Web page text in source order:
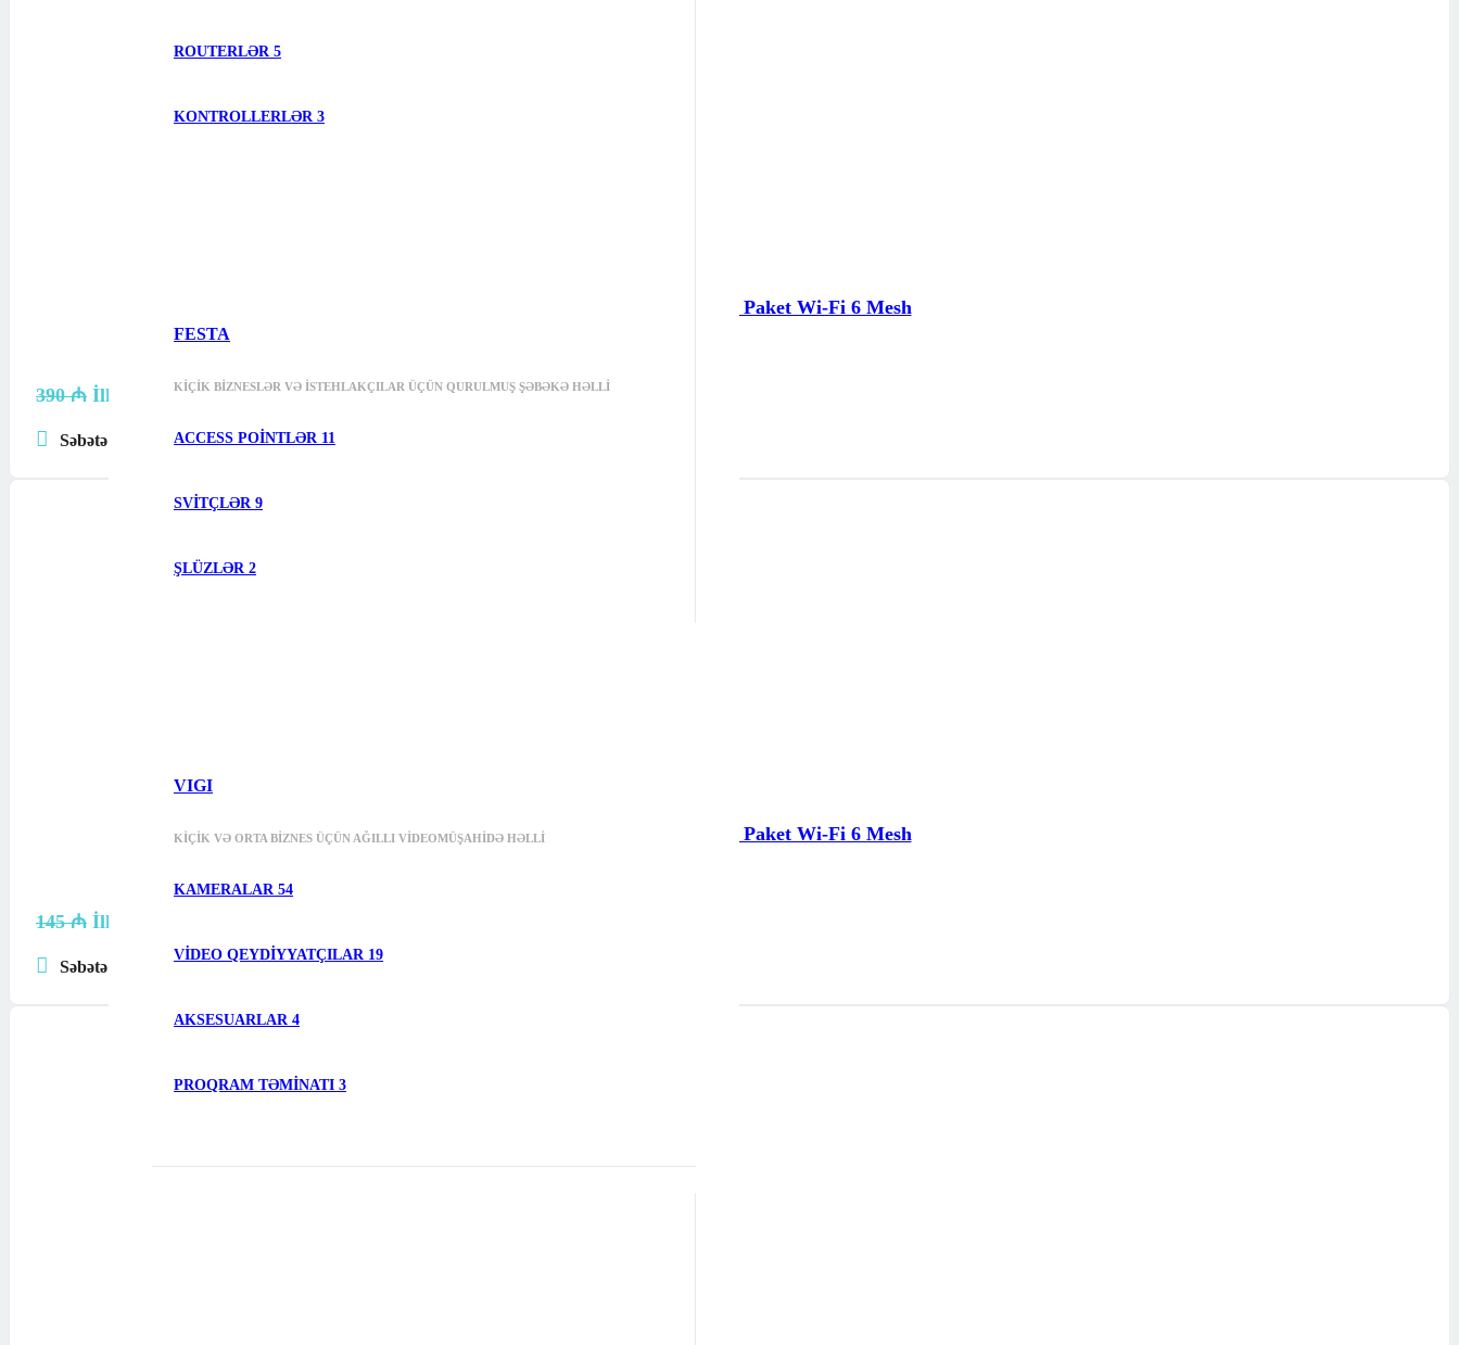
ROUTERLƏR 5
KONTROLLERLƏR 3
FESTA
KIÇIK BIZNESLƏR VƏ ISTEHLAKÇILAR ÜÇÜN QURULMUŞ ŞƏBƏKƏ HƏLLI
ACCESS POINTLƏR 11
SVITÇLƏR 9
ŞLÜZLƏR 2
VIGI
KIÇIK VƏ ORTA BIZNES ÜÇÜN AĞILLI VIDEOMÜŞAHIDƏ HƏLLI
KAMERALAR 54
VIDEO QEYDIYYATÇILAR 19
AKSESUARLAR 4
PROQRAM TƏMINATI 3
TP-Link Deco X10 3-li Paket Wi-Fi 6 Mesh
390₼ İlkin qiymət: 390 ₼.340₼Cari qiymət: 340 ₼.
Səbətə at
TP-Link Deco X10 1-li Paket Wi-Fi 6 Mesh
145₼ İlkin qiymət: 145 ₼.
Səbətə at